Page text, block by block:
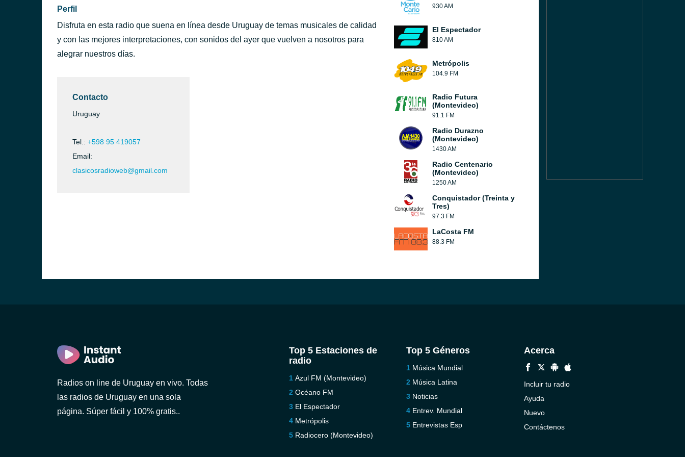
Perfil
Disfruta en esta radio que suena en línea desde Uruguay de temas musicales de calidad
y con las mejores interpretaciones, con sonidos del ayer que vuelven a nosotros para
alegrar nuestros días.
Contacto
Uruguay
Tel.: +598 95 419057
Email:
clasicosradioweb@gmail.com
930 AM
El Espectador
810 AM
Metrópolis
104.9 FM
Radio Futura
(Montevideo)
91.1 FM
Radio Durazno
(Montevideo)
1430 AM
Radio Centenario
(Montevideo)
1250 AM
Conquistador (Treinta y
Tres)
97.3 FM
LaCosta FM
88.3 FM
Radios on line de Uruguay en vivo. Todas
las radios de Uruguay en una sola
página. Súper fácil y 100% gratis..
Top 5 Estaciones de
radio
Azul FM (Montevideo)
Océano FM
El Espectador
Metrópolis
Radiocero (Montevideo)
Top 5 Géneros
Música Mundial
Música Latina
Noticias
Entrev. Mundial
Entrevistas Esp
Acerca
Incluir tu radio
Ayuda
Nuevo
Contáctenos